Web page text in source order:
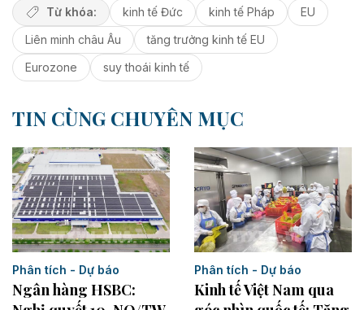
Từ khóa: kinh tế Đức kinh tế Pháp
EU
Liên minh châu Âu
tăng trưởng kinh tế EU
Eurozone
suy thoái kinh tế
TIN CÙNG CHUYÊN MỤC
Phân tích - Dự báo
Ngân hàng HSBC:
Phân tích - Dự báo
Kinh tế Việt Nam qua